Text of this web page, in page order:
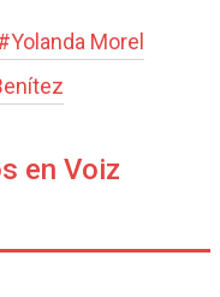
Yolanda Morel
en Voiz